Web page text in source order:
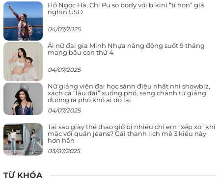
Hồ Ngọc Hà, Chi Pu so body với bikini “tí hon” giá
nghìn USD
04/07/2025
Ái nữ đại gia Minh Nhựa năng động suốt 9 tháng
mang bầu con thứ 4
04/07/2025
Nữ giảng viên đại học sành điệu nhất nhì showbiz,
xách cả “lâu đài” xuống phố, sang chảnh từ giảng
đường ra phố khó ai đọ lại
04/07/2025
Tại sao giày thể thao giờ bị nhiều chị em “xếp xó” khi
mặc với quần jeans? Gái thanh lịch mê 3 kiểu này
hơn hẳn
03/07/2025
TỪ KHÓA